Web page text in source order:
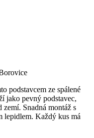
podstavcem ze spálené
jako pevný podstavec,
Snadná montáž s
lepidlem. Každý kus má